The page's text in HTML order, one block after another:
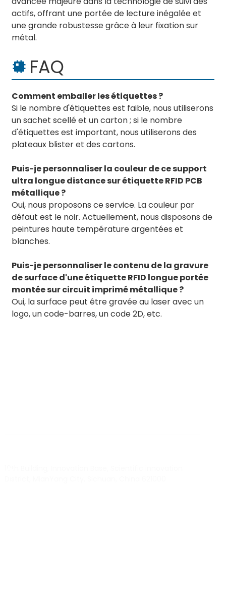
actifs, offrant une portée de lecture inégalée et
une grande robustesse grâce à leur fixation sur
métal.
FAQ
Comment emballer les étiquettes ?
Si le nombre d'étiquettes est faible, nous utiliserons
un sachet scellé et un carton ; si le nombre
d'étiquettes est important, nous utiliserons des
plateaux blister et des cartons.
Puis-je personnaliser la couleur de ce support
ultra longue distance sur étiquette RFID PCB
métallique ?
Oui, nous proposons ce service. La couleur par
défaut est le noir. Actuellement, nous disposons de
peintures haute température argentées et
blanches.
Puis-je personnaliser le contenu de la gravure
de surface d'une étiquette RFID longue portée
montée sur circuit imprimé métallique ?
Oui, la surface peut être gravée au laser avec un
logo, un code-barres, un code 2D, etc.